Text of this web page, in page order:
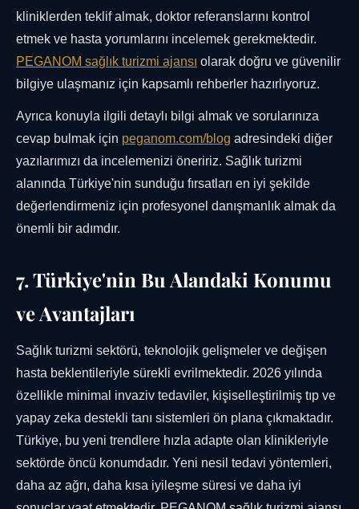
kliniklerden teklif almak, doktor referanslarını kontrol
etmek ve hasta yorumlarını incelemek gerekmektedir.
PEGANOM sağlık turizmi ajansı olarak doğru ve güvenilir
bilgiye ulaşmanız için kapsamlı rehberler hazırlıyoruz.
Ayrıca konuyla ilgili detaylı bilgi almak ve sorularınıza
cevap bulmak için peganom.com/blog adresindeki diğer
yazılarımızı da incelemenizi öneririz. Sağlık turizmi
alanında Türkiye'nin sunduğu fırsatları en iyi şekilde
değerlendirmeniz için profesyonel danışmanlık almak da
önemli bir adımdır.
7. Türkiye'nin Bu Alandaki Konumu
ve Avantajları
Sağlık turizmi sektörü, teknolojik gelişmeler ve değişen
hasta beklentileriyle sürekli evrilmektedir. 2026 yılında
özellikle minimal invaziv tedaviler, kişiselleştirilmiş tıp ve
yapay zeka destekli tanı sistemleri ön plana çıkmaktadır.
Türkiye, bu yeni trendlere hızla adapte olan klinikleriyle
sektörde öncü konumdadır. Yeni nesil tedavi yöntemleri,
daha az ağrı, daha kısa iyileşme süresi ve daha iyi